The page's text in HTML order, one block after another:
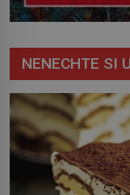
NENECHTE SI